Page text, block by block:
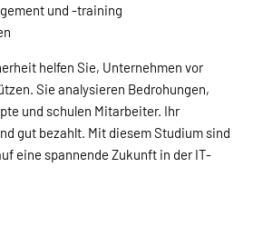
und -training
helfen Sie, Unternehmen vor
Sie analysieren Bedrohungen,
und schulen Mitarbeiter. Ihr
gut bezahlt. Mit diesem Studium sind
eine spannende Zukunft in der IT-